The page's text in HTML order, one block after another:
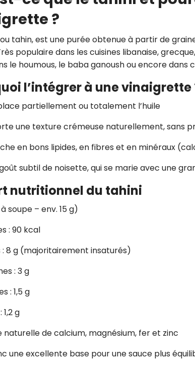
?
ou tahin, est une purée obtenue à partir de
populaire dans les cuisines libanaise,
le houmous, le baba ganoush ou encore dans
l’intégrer à une vinaigrette
partiellement ou totalement l’huile
une texture crémeuse naturellement, sans
en bons lipides, en fibres et en minéraux
subtil de noisette, qui se marie avec une
nutritionnel du tahini
soupe – env. 15 g)
: 90 kcal
: 8 g (majoritairement insaturés)
: 3 g
: 1,5 g
1,2 g
naturelle de calcium, magnésium, fer et zinc
une excellente base pour une sauce plus